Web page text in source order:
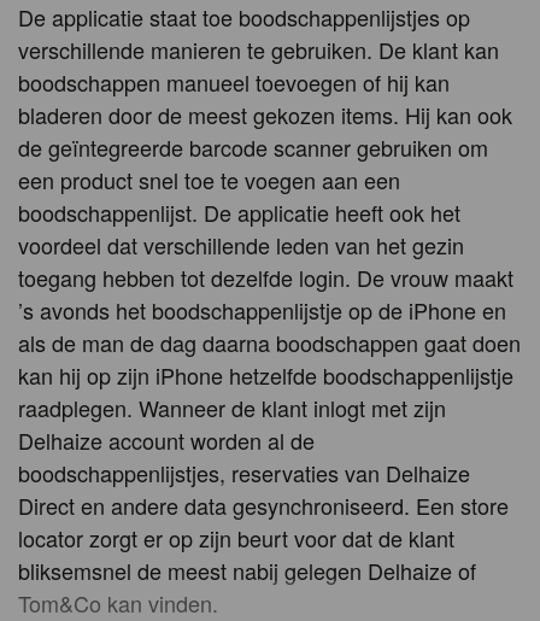
De applicatie staat toe boodschappenlijstjes op
verschillende manieren te gebruiken. De klant kan
boodschappen manueel toevoegen of hij kan
bladeren door de meest gekozen items. Hij kan ook
de geïntegreerde barcode scanner gebruiken om
een product snel toe te voegen aan een
boodschappenlijst. De applicatie heeft ook het
voordeel dat verschillende leden van het gezin
toegang hebben tot dezelfde login. De vrouw maakt
’s avonds het boodschappenlijstje op de iPhone en
als de man de dag daarna boodschappen gaat doen
kan hij op zijn iPhone hetzelfde boodschappenlijstje
raadplegen. Wanneer de klant inlogt met zijn
Delhaize account worden al de
boodschappenlijstjes, reservaties van Delhaize
Direct en andere data gesynchroniseerd. Een store
locator zorgt er op zijn beurt voor dat de klant
bliksemsnel de meest nabij gelegen Delhaize of
Tom&Co kan vinden.